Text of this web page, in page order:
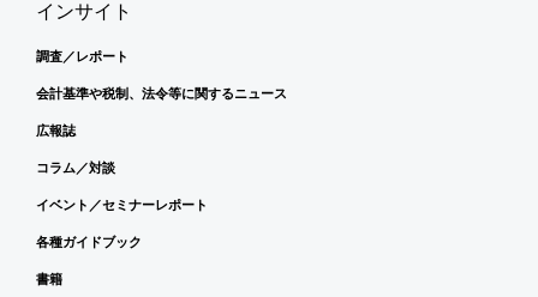
インサイト
調査／レポート
会計基準や税制、法令等に関するニュース
広報誌
コラム／対談
イベント／セミナーレポート
各種ガイドブック
書籍